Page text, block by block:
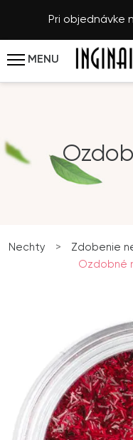
Pri objednávke
MENU
Nechty > Zdobenie
Ozdobné